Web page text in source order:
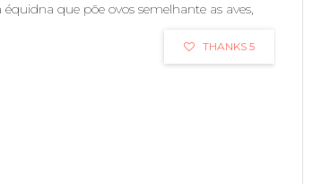
que põe ovos semelhante as aves,
THANKS 5